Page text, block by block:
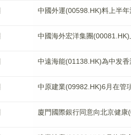
中國外運(00598.HK)料上半
中國海外宏洋集團
中遠海能(01138.HK)為中发
中原建業(09982.HK)6月在管
廈門國際銀行同意向北京健